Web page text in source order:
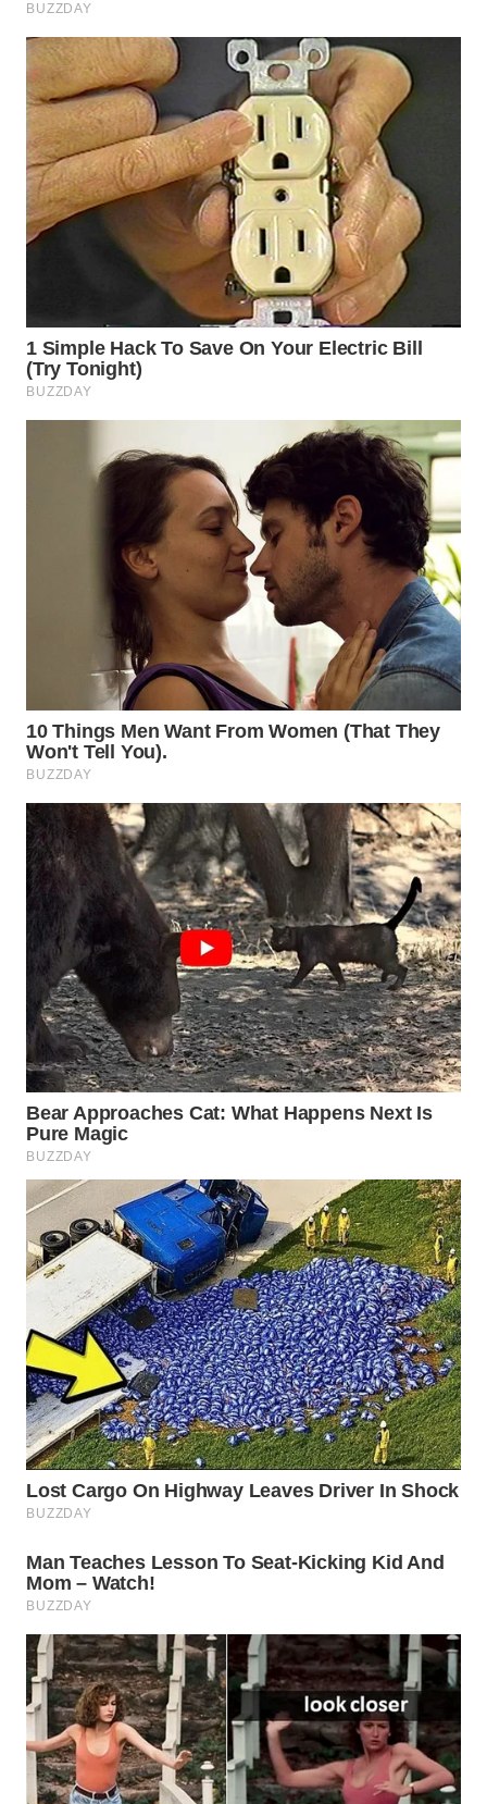
WN
PURWAKARTA
WN
PRIANGAN
TIMUR
WN
SOLO
WN
BOROBUDUR
WN
BINTAN
WN
MANDALIKA
WN
LIKUPANG
WN
LABUANBAJO
WN
BORNEO
Wahana
Media
Group
WAHANA
NEWS
WAHANA
TANI
WAHANA
ADVOKAT
INFRASTRUKTUR
WAHANA
KONSUMEN
WAHANA
LISTRIK
WAHANA
TRAVEL
WAHANA